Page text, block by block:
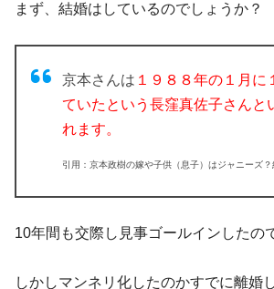
まず、結婚はしているのでしょうか？
京本さんは １９８８年の１月に
ていたという長窪真佐子さんと
れます。
引用：京本政樹の嫁や子供（息子）はジャニーズ？
10年間も交際し見事ゴールインしたの
しかしマンネリ化したのかすでに離婚